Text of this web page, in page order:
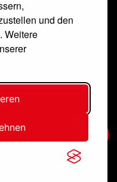
und den
Weitere
zurVerarbeitung personenbezogener Daten